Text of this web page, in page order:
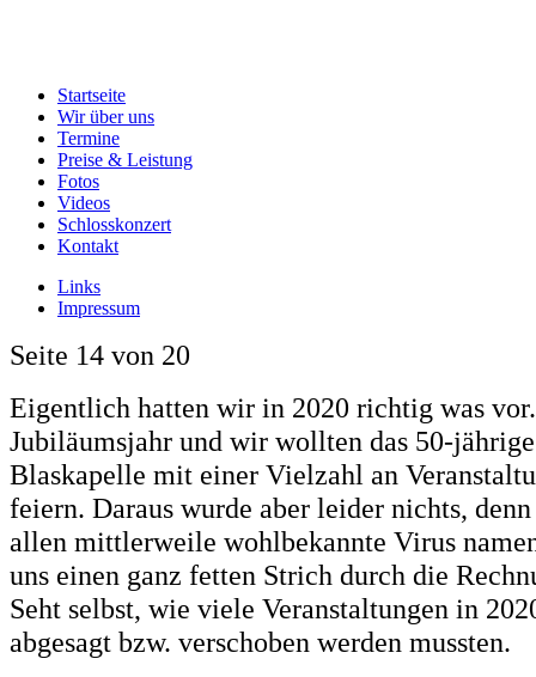
Startseite
Wir über uns
Termine
Preise & Leistung
Fotos
Videos
Schlosskonzert
Kontakt
Links
Impressum
Seite 14 von 20
Eigentlich hatten wir in 2020 richtig was
Jubiläumsjahr und wir wollten das 50-
Blaskapelle mit einer Vielzahl an
feiern. Daraus wurde aber leider nichts,
allen mittlerweile wohlbekannte Virus
uns einen ganz fetten Strich durch die
Seht selbst, wie viele Veranstaltungen in
abgesagt bzw. verschoben werden mussten.